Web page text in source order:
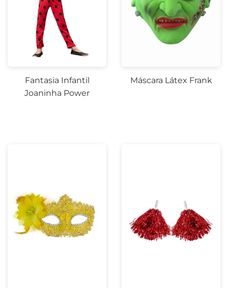
Fantasia Infantil
Joaninha Power
Máscara Látex Frank